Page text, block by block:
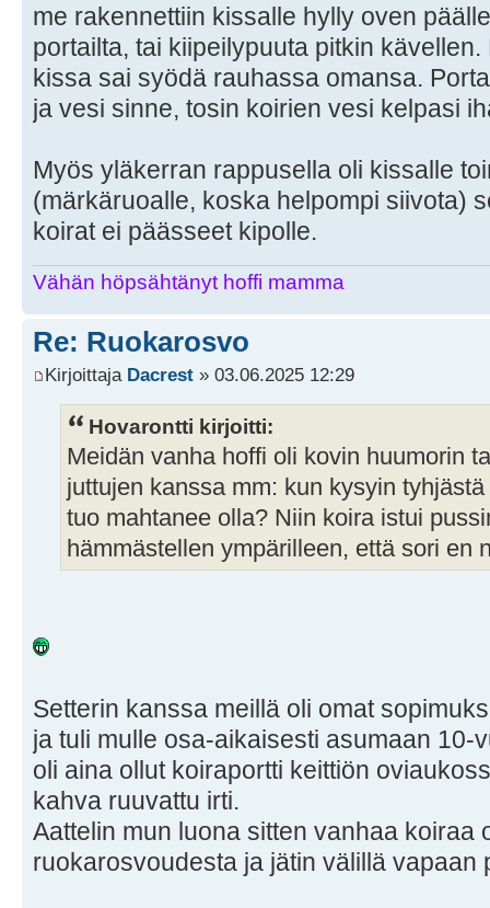
me rakennettiin kissalle hylly oven
portailta, tai kiipeilypuuta pitkin
kissa sai syödä rauhassa omansa.
ja vesi sinne, tosin koirien vesi kelpasi
Myös yläkerran rappusella oli kissalle
(märkäruoalle, koska helpompi siivota)
koirat ei päässeet kipolle.
Vähän höpsähtänyt hoffi mamma
Re: Ruokarosvo
Kirjoittaja Dacrest » 03.06.2025 12:29
Hovarontti kirjoitti:
Meidän vanha hoffi oli kovin huumorin
juttujen kanssa mm: kun kysyin
tuo mahtanee olla? Niin koira istui
hämmästellen ympärilleen, että sori en
Setterin kanssa meillä oli omat
ja tuli mulle osa-aikaisesti asumaan 10-
oli aina ollut koiraportti keittiön
kahva ruuvattu irti.
Aattelin mun luona sitten vanhaa koiraa
ruokarosvoudesta ja jätin välillä vapaan